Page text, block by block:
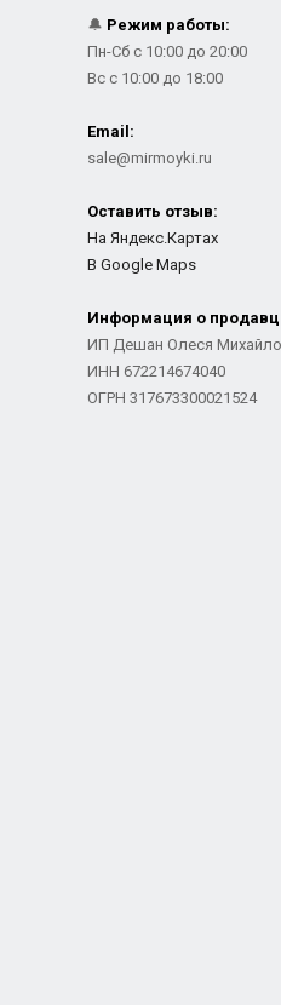
🔔 Режим работы:
Пн-Сб с 10:00 до 20:00
Вс с 10:00 до 18:00
Email:
sale@mirmoyki.ru
Оставить отзыв:
На Яндекс.Картах
В Google Maps
Информация о
ИП Дешан Олеся
ИНН 672214674040
ОГРН 317673300021524